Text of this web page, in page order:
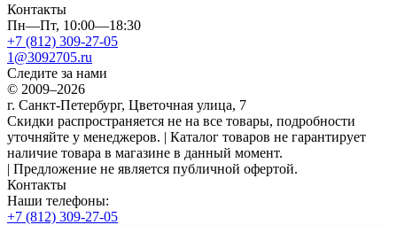
Контакты
Пн—Пт, 10:00—18:30
+7 (812) 309-27-05
1@3092705.ru
Следите за нами
© 2009–2026
г. Санкт-Петербург, Цветочная улица, 7
Скидки распространяется не на все товары, подробности
уточняйте у менеджеров. | Каталог товаров не гарантирует
наличие товара в магазине в данный момент.
| Предложение не является публичной офертой.
Контакты
Наши телефоны:
+7 (812) 309-27-05